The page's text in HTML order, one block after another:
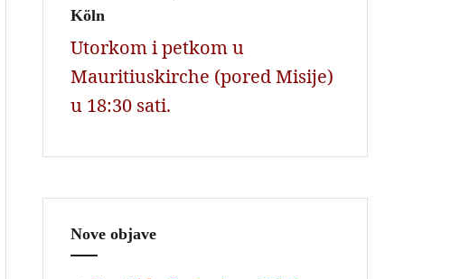
Köln
Utorkom i petkom u
Mauritiuskirche (pored Misije)
u 18:30 sati.
Nove objave